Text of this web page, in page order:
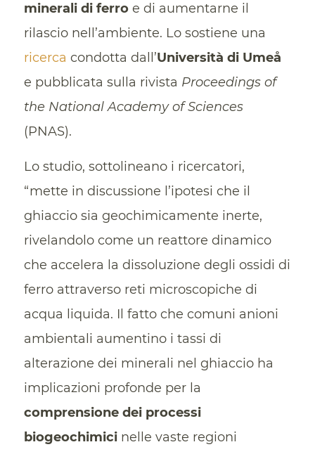
minerali di ferroe di aumentarne il
rilascio nell’ambiente. Lo sostiene una
ricerca condotta dall’Università di Umeå
e pubblicata sulla rivista Proceedings of
the National Academy of Sciences
(PNAS).
Lo studio, sottolineano i ricercatori,
“mette in discussione l’ipotesi che il
ghiaccio sia geochimicamente inerte,
rivelandolo come un reattore dinamico
che accelera la dissoluzione degli ossidi di
ferro attraverso reti microscopiche di
acqua liquida. Il fatto che comuni anioni
ambientali aumentino i tassi di
alterazione dei minerali nel ghiaccio ha
implicazioni profonde per la
comprensione dei processi
biogeochimicinelle vaste regioni